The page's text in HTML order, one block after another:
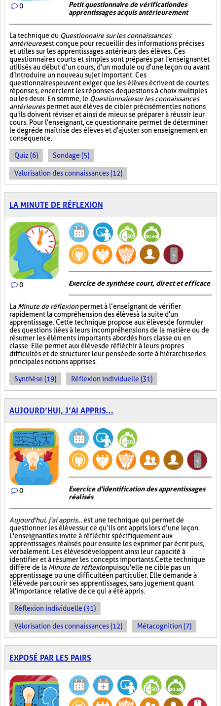
0
Petit questionnaire de vérification des
apprentissages acquis antérieurement
La technique du Questionnaire sur les connaissances
antérieuresest conçue pour recueillir des informations précises
et utiles sur les apprentissages antérieurs des élèves. Ces
questionnaires courts et simples sont préparés par l'enseignant et
utilisés au début d’un cours, d'un module ou d'une leçon ou avant
d'introduire un nouveau sujet important. Ces
questionnaires peuvent exiger que les élèves écrivent de courtes
réponses, encerclent les réponses de questions à choix multiples
ou les deux. En somme, le Questionnaire sur les connaissances
antérieurespermet aux élèves de cibler précisément les notions
qu'ils doivent réviser et ainsi de mieux se préparer à réussir leur
cours. Pour l'enseignant, ce questionnaire permet de déterminer
le degré de maîtrise des élèves et d'ajuster son enseignement en
conséquence.
Quiz (6) Sondage (5)
Valorisation des connaissances (12)
LA MINUTE DE RÉFLEXION
0 Exercice de synthèse court, direct et efficace
La Minute de réflexionpermet à l’enseignant de vérifier
rapidement la compréhension des élèves à la suite d'un
apprentissage. Cette technique propose aux élèves de formuler
des questions liées à leurs incompréhensions de la matière ou de
résumer les éléments importants abordés hors classe ou en
classe. Elle permet aux élèves de réfléchir à leurs propres
difficultés et de structurer leur pensée de sorte à hiérarchiser les
principales notions apprises.
Synthèse (19) Réflexion individuelle (31)
AUJOURD’HUI, J’AI APPRIS...
0
Exercice d'identification des apprentissages
réalisés
Aujourd'hui, j'ai appris...est une technique qui permet de
questionner les élèves sur ce qu’ils ont appris lors d’une leçon.
L'enseignant les invite à réfléchir spécifiquement aux
apprentissages réalisés pour ensuite les exprimer par écrit puis,
verbalement. Les élèves développent ainsi leur capacité à
identifier et à résumer les concepts importants. Cette technique
diffère de la Minute de réflexionpuisqu'elle ne cible pas un
apprentissage ou une difficulté en particulier. Elle demande à
l'élève de parcourir ses apprentissages, sans jugement quant
à l'importance relative de ce qui a été appris.
Réflexion individuelle (31)
Valorisation des connaissances (12) Métacognition (7)
EXPOSÉ PAR LES PAIRS